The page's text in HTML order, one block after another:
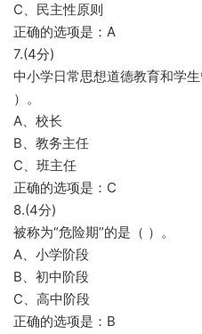
C、民主性原则
正确的选项是：A
7.(4分)
中小学日常思想道德教育和学
）。
A、校长
B、教务主任
C、班主任
正确的选项是：C
8.(4分)
被称为“危险期”的是（ ）。
A、小学阶段
B、初中阶段
C、高中阶段
正确的选项是：B